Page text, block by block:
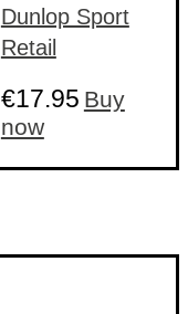
Dunlop Sport
Retail
€17.95 Buy
nowThis
product
may